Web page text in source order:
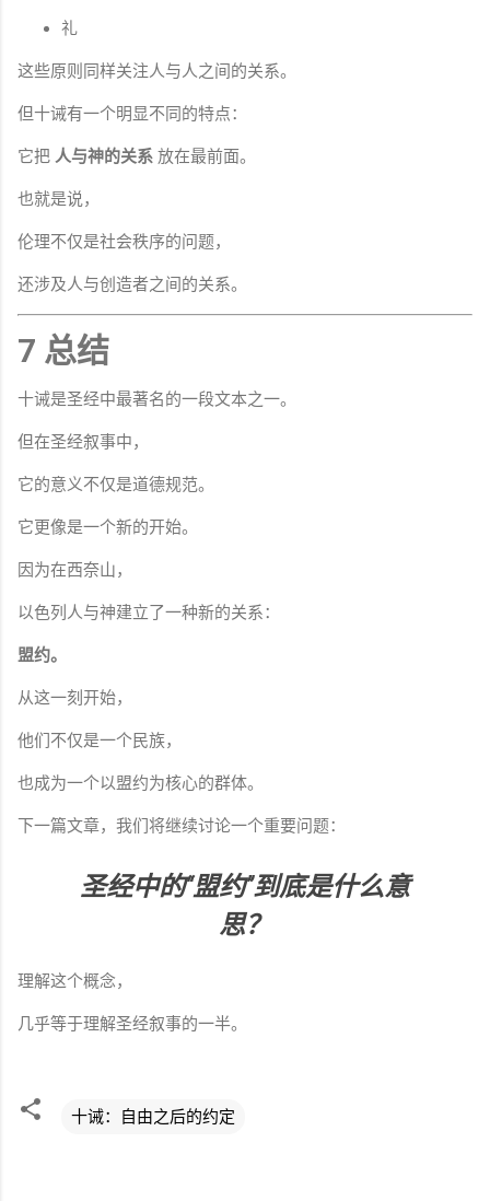
礼
这些原则同样关注人与人之间的关系。
但十诫有一个明显不同的特点：
它把 人与神的关系 放在最前面。
也就是说，
伦理不仅是社会秩序的问题，
还涉及人与创造者之间的关系。
7 总结
十诫是圣经中最著名的一段文本之一。
但在圣经叙事中，
它的意义不仅是道德规范。
它更像是一个新的开始。
因为在西奈山，
以色列人与神建立了一种新的关系：
盟约。
从这一刻开始，
他们不仅是一个民族，
也成为一个以盟约为核心的群体。
下一篇文章，我们将继续讨论一个重要问题：
圣经中的“盟约”到底是什么意
思？
理解这个概念，
几乎等于理解圣经叙事的一半。
十诫：自由之后的约定